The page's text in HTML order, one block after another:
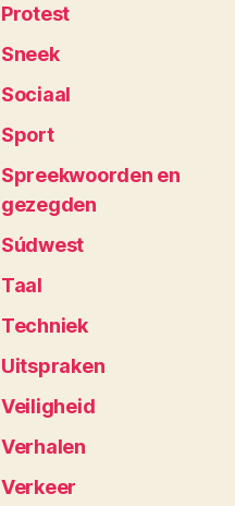
Protest
Sneek
Sociaal
Sport
Spreekwoorden en
gezegden
Súdwest
Taal
Techniek
Uitspraken
Veiligheid
Verhalen
Verkeer